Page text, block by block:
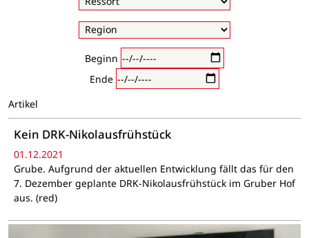
Beginn
Ende
Artikel
Kein DRK-Nikolausfrühstück
01.12.2021
Grube. Aufgrund der aktuellen Entwicklung fällt das für den
7. Dezember geplante DRK-Nikolausfrühstück im Gruber Hof
aus. (red)